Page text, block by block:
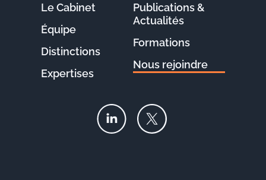
Le Cabinet
Équipe
Distinctions
Expertises
Publications &
Actualités
Formations
Nous rejoindre